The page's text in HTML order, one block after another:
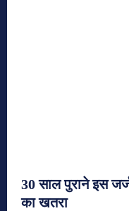
30 साल पुराने इस
का खतरा